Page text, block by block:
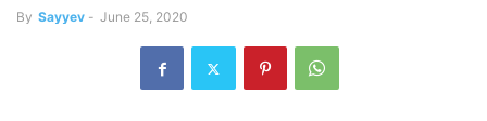
By Sayyev - June 25, 2020